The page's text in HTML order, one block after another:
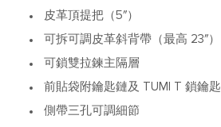
皮革頂提把（5″）
可拆可調皮革斜背帶（最高 23″）
可鎖雙拉鍊主隔層
前貼袋附鑰匙鏈及 TUMI T 鎖鑰匙
側帶三孔可調細節